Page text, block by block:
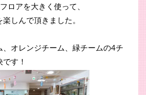
ロアを大きく使って、
しんで頂きました。
オレンジチーム、緑チームの4チ
す！